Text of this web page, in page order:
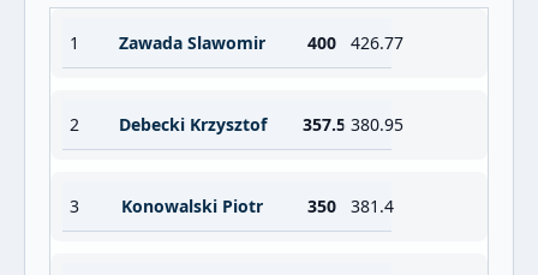
1 Zawada Slawomir 400 426.77
2 Debecki Krzysztof 357.5 380.95
3 Konowalski Piotr 350 381.4